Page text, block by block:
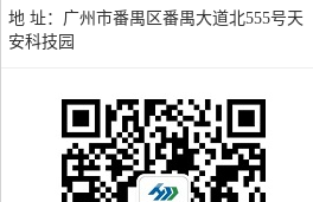
地 址：广州市番禺区番禺大道北555号天
安科技园